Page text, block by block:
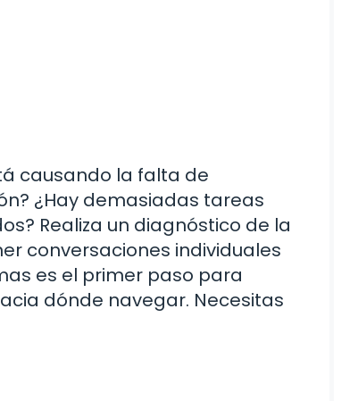
causando la falta de
¿Hay demasiadas tareas
Realiza un diagnóstico de la
conversaciones individuales
es el primer paso para
dónde navegar. Necesitas